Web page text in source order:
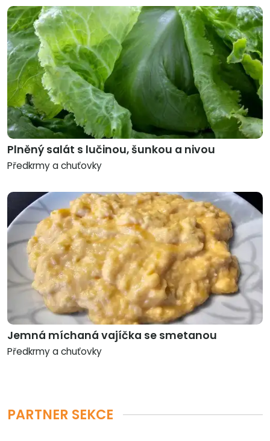
Plněný salát s lučinou, šunkou a nivou
Předkrmy a chuťovky
Jemná míchaná vajíčka se smetanou
Předkrmy a chuťovky
PARTNER SEKCE